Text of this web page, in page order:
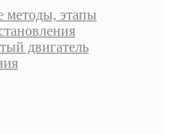
методы, этапы
двигатель